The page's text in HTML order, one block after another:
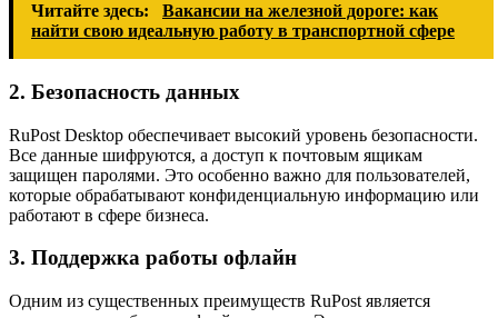
Читайте здесь:
Вакансии на железной дороге: как
найти свою идеальную работу в транспортной сфере
2. Безопасность данных
RuPost Desktop обеспечивает высокий уровень безопасности.
Все данные шифруются, а доступ к почтовым ящикам
защищен паролями. Это особенно важно для пользователей,
которые обрабатывают конфиденциальную информацию или
работают в сфере бизнеса.
3. Поддержка работы офлайн
Одним из существенных преимуществ RuPost является